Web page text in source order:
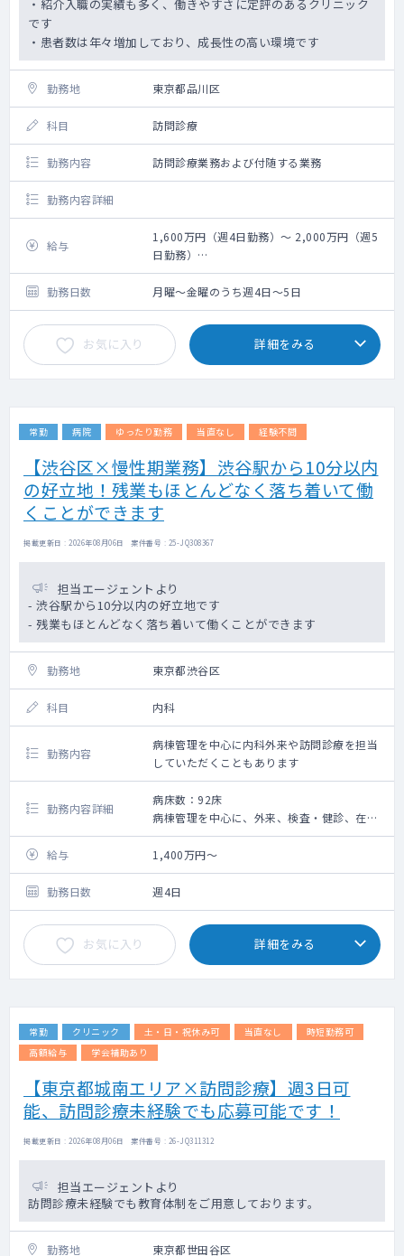
・紹介入職の実績も多く、働きやすさに定評のあるクリニック
です
・患者数は年々増加しており、成長性の高い環境です
勤務地 東京都品川区
科目 訪問診療
勤務内容 訪問診療業務および付随する業務
勤務内容詳細
給与
1,600万円（週4日勤務）～ 2,000万円（週5
日勤務）
※オンコール待機週1日程度を含む
勤務日数
月曜～金曜のうち週4日～5日
お気に入り 詳細をみる
常勤 病院 ゆったり勤務 当直なし 経験不問
【渋谷区×慢性期業務】渋谷駅から10分以内
の好立地！残業もほとんどなく落ち着いて働
くことができます
掲載更新日 : 2026年08月06日 案件番号 : 25-JQ308367
担当エージェントより
- 渋谷駅から10分以内の好立地です
- 残業もほとんどなく落ち着いて働くことができます
勤務地 東京都渋谷区
科目 内科
勤務内容
病棟管理を中心に内科外来や訪問診療を担当
していただくこともあります
勤務内容詳細
病床数：92床
病棟管理を中心に、外来、検査・健診、在宅
関連業務等全般を担当していただくこともあ
ります
給与 1,400万円～
勤務日数 週4日
お気に入り 詳細をみる
常勤 クリニック 土・日・祝休み可 当直なし
時短勤務可
高額給与
学会補助あり
【東京都城南エリア×訪問診療】週3日可
能、訪問診療未経験でも応募可能です！
掲載更新日 : 2026年08月06日 案件番号 : 26-JQ311312
担当エージェントより
訪問診療未経験でも教育体制をご用意しております。
勤務地 東京都世田谷区